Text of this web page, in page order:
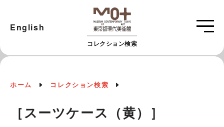
コレクション検索
English
ホーム コレクション検索
［スーツケース（黄）］